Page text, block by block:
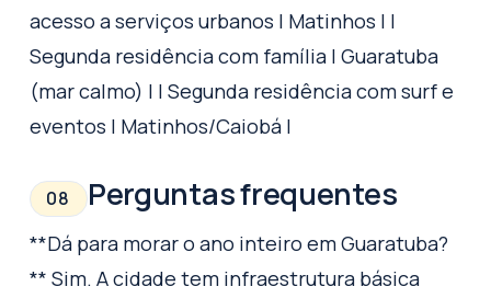
acesso a serviços urbanos | Matinhos | |
Segunda residência com família | Guaratuba
(mar calmo) | | Segunda residência com surf e
eventos | Matinhos/Caiobá |
08 Perguntas frequentes
**Dá para morar o ano inteiro em Guaratuba?
** Sim. A cidade tem infraestrutura básica